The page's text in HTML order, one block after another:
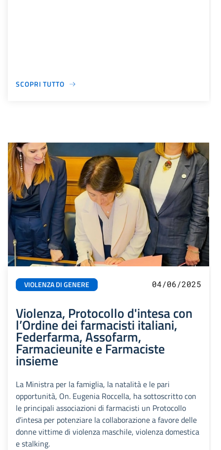
SCOPRI TUTTO
VIOLENZA DI GENERE 04/06/2025
Violenza, Protocollo d'intesa con
l’Ordine dei farmacisti italiani,
Federfarma, Assofarm,
Farmacieunite e Farmaciste
insieme
La Ministra per la famiglia, la natalità e le pari
opportunità, On. Eugenia Roccella, ha sottoscritto con
le principali associazioni di farmacisti un Protocollo
d’intesa per potenziare la collaborazione a favore delle
donne vittime di violenza maschile, violenza domestica
e stalking.